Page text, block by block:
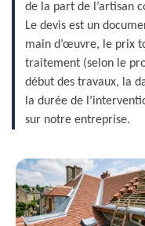
de la part de l’artisan
Le devis est un
main d’œuvre, le prix
traitement (selon le
début des travaux, la
la durée de
sur notre entreprise.